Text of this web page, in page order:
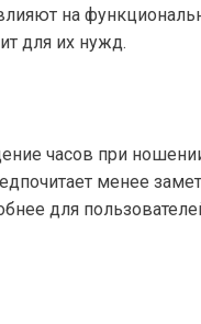
на
для их нужд.
часов при
менее
для